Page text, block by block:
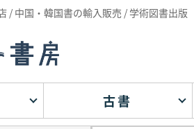
/ 中国・韓国書の輸入販売 / 学術図書出版
古書